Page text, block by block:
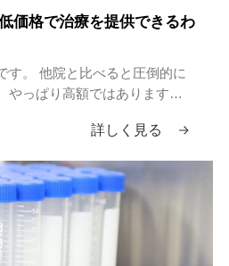
価格で治療を提供できるわ
す。 他院と比べると圧倒的に
やっぱり高額ではあります
けやすい価格で提供したいと思
詳しく見る